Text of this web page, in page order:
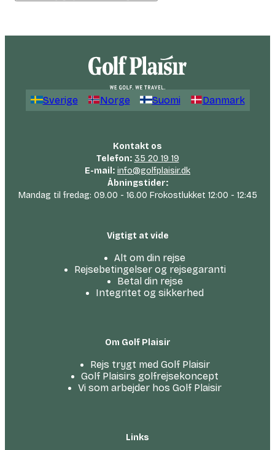
Sverige Norge Suomi Danmark
Kontakt os
Telefon: 35 20 19 19
E-mail: info@golfplaisir.dk
Åbningstider:
Mandag til fredag: 09.00 - 16.00 Frokostlukket 12:00 - 12:45
Vigtigt at vide
Alt om din rejse
Rejsebetingelser og rejsegaranti
Betal din rejse
Integritet og sikkerhed
Om Golf Plaisir
Rejs trygt med Golf Plaisir
Golf Plaisirs golfrejsekoncept
Vi som arbejder hos Golf Plaisir
Links